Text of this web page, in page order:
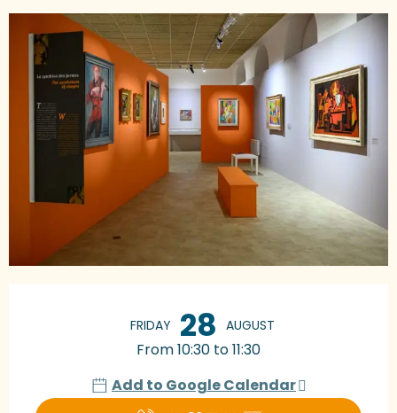
FRIDAY 28 AUGUST
From 10:30 to 11:30
Add to Google Calendar